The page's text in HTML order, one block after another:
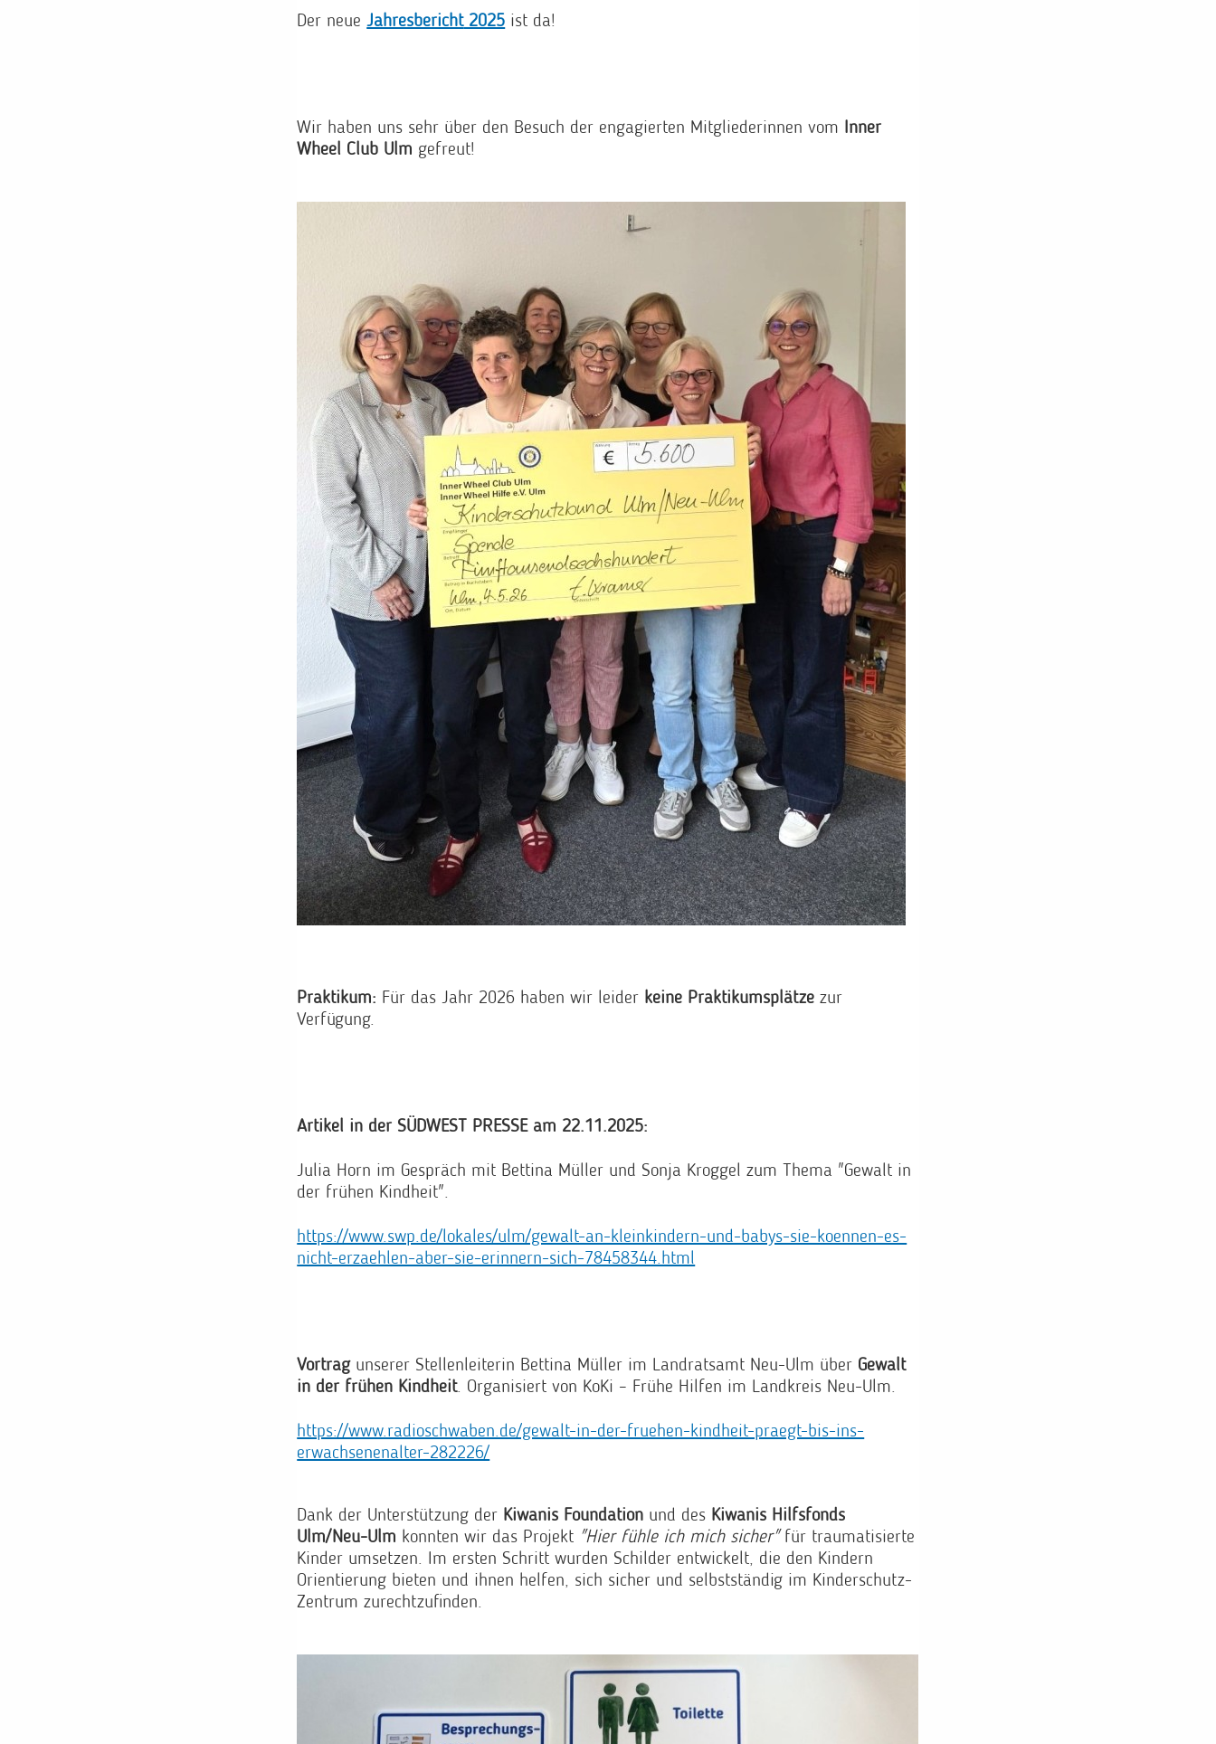
Der neueJahresbericht2025 ist da!
Wir haben uns sehr über den Besuch der engagierten Mitgliederinnen vom Inner
Wheel Club Ulm gefreut!
Praktikum: Für das Jahr 2026 haben wir leider keine Praktikumsplätze zur
Verfügung.
Artikel in der SÜDWEST PRESSE am 22.11.2025:
Julia Horn im Gespräch mit Bettina Müller und Sonja Kroggel zum Thema "Gewalt in
der frühen Kindheit".
https://www.swp.de/lokales/ulm/gewalt-an-kleinkindern-und-babys-sie-koennen-es-
nicht-erzaehlen-aber-sie-erinnern-sich-78458344.html
Vortragunserer Stellenleiterin Bettina Müller im Landratsamt Neu-Ulm über Gewalt
in der frühen Kindheit. Organisiert von KoKi – Frühe Hilfen im Landkreis Neu-Ulm.
https://www.radioschwaben.de/gewalt-in-der-fruehen-kindheit-praegt-bis-ins-
erwachsenenalter-282226/
Dank der Unterstützung der Kiwanis Foundation und des Kiwanis Hilfsfonds
Ulm/Neu-Ulm konnten wir das Projekt "Hier fühle ich mich sicher"für traumatisierte
Kinder umsetzen. Im ersten Schritt wurden Schilder entwickelt, die den Kindern
Orientierung bieten und ihnen helfen, sich sicher und selbstständig im Kinderschutz-
Zentrum zurechtzufinden.